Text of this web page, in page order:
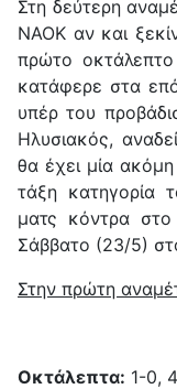
Στη δεύτερη
ΝΑΟΚ αν και
πρώτο
κατάφερε στα
υπέρ του
Ηλυσιακός,
θα έχει μία
τάξη κατηγορία
ματς κόντρα
Σάββατο (23/5)
Στην πρώτη
Οκτάλεπτα: 1-0,